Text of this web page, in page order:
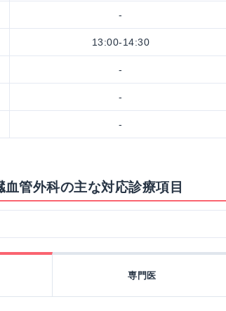
-
13:00-14:30
-
-
-
管外科の主な対応診療項目
専門医